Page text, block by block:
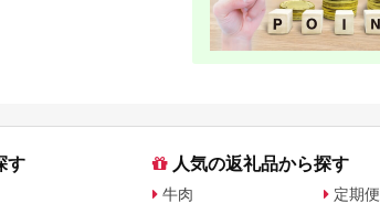
す 人気の返礼品から探す
牛肉
定期便